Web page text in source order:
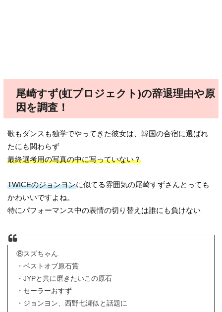
尾崎すず(虹プロジェクト)の辞退理由や原
因を調査！
歌もダンスも独学でやってきた彼女は、韓国の合宿に選ばれ
たにも関わらず
最終選考用の写真の中に写っていない？
TWICEのジョンヨンに似てる雰囲気の尾崎すずさんとっても
かわいいですよね。
特にパフォーマンス中の表情の切り替えは誰にも負けない
⑧スズちゃん
・ベストオブ原石賞
・JYPと共に磨きたいこの原石
・セーラーおすず
・ジョンヨン、西野七瀬似と話題に